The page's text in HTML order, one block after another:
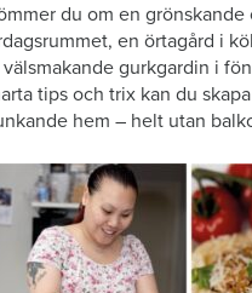
du om en grönskande
en örtagård i
gurkgardin i
tips och trix kan du
hem – helt utan